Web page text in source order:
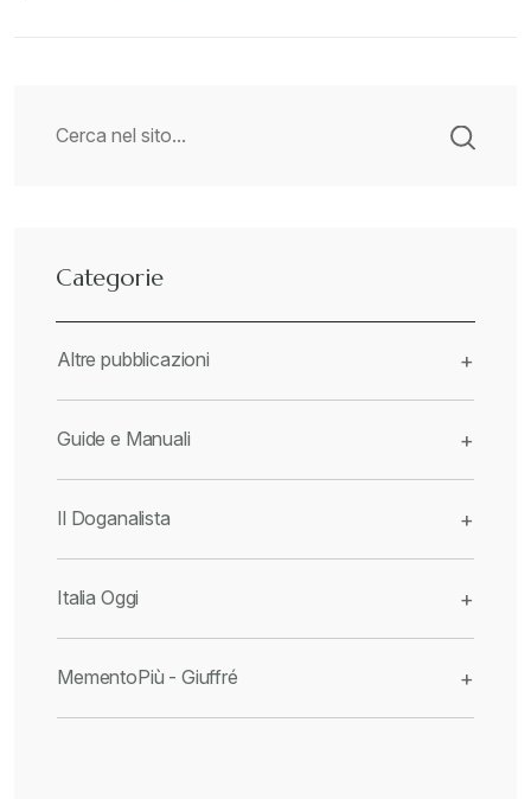
Categorie
Altre pubblicazioni +
Guide e Manuali +
Il Doganalista +
Italia Oggi +
MementoPiù - Giuffré +